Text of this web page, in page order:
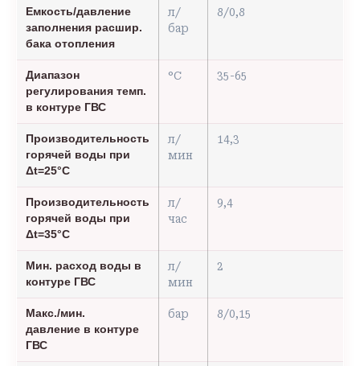
Емкость/давление
заполнения расшир.
бака отопления
л/
бар
8/0,8
Диапазон
регулирования темп.
в контуре ГВС
°С 35-65
Производительность
горячей воды при
Δt=25°С
л/
мин
14,3
Производительность
горячей воды при
Δt=35°С
л/
час
9,4
Мин. расход воды в
контуре ГВС
л/
мин
2
Макс./мин.
давление в контуре
ГВС
бар 8/0,15